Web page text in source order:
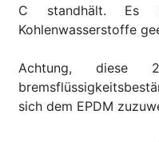
C standhält.
Kohlenwasserstoffe
Achtung, diese
sich dem EPDM